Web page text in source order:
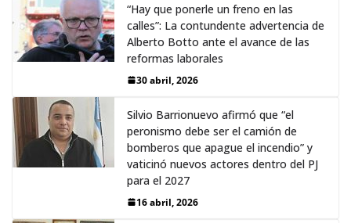
“Hay que ponerle un freno en las
calles”: La contundente advertencia de
Alberto Botto ante el avance de las
reformas laborales
30 abril, 2026
Silvio Barrionuevo afirmó que “el
peronismo debe ser el camión de
bomberos que apague el incendio” y
vaticinó nuevos actores dentro del PJ
para el 2027
16 abril, 2026